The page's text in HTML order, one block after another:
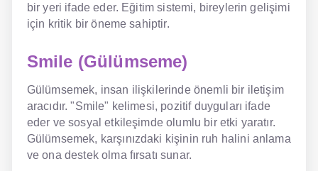
bir yeri ifade eder. Eğitim sistemi, bireylerin gelişimi
için kritik bir öneme sahiptir.
Smile (Gülümseme)
Gülümsemek, insan ilişkilerinde önemli bir iletişim
aracıdır. "Smile" kelimesi, pozitif duyguları ifade
eder ve sosyal etkileşimde olumlu bir etki yaratır.
Gülümsemek, karşınızdaki kişinin ruh halini anlama
ve ona destek olma fırsatı sunar.